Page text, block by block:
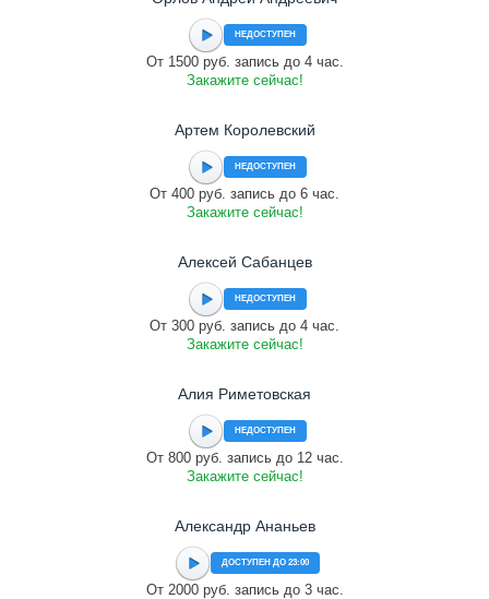
НЕДОСТУПЕН
От 1500 руб. запись до 4 час.
Закажите сейчас!
Артем Королевский
НЕДОСТУПЕН
От 400 руб. запись до 6 час.
Закажите сейчас!
Алексей Сабанцев
НЕДОСТУПЕН
От 300 руб. запись до 4 час.
Закажите сейчас!
Алия Риметовская
НЕДОСТУПЕН
От 800 руб. запись до 12 час.
Закажите сейчас!
Александр Ананьев
ДОСТУПЕН ДО 23:00
От 2000 руб. запись до 3 час.